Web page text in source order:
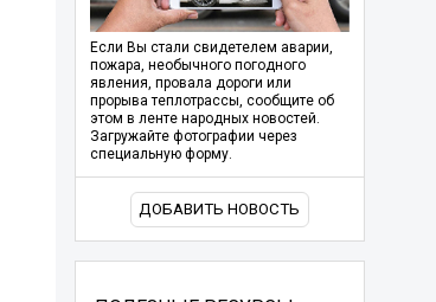
Если Вы стали свидетелем аварии,
пожара, необычного погодного
явления, провала дороги или
прорыва теплотрассы, сообщите об
этом в ленте народных новостей.
Загружайте фотографии через
специальную форму.
ДОБАВИТЬ НОВОСТЬ